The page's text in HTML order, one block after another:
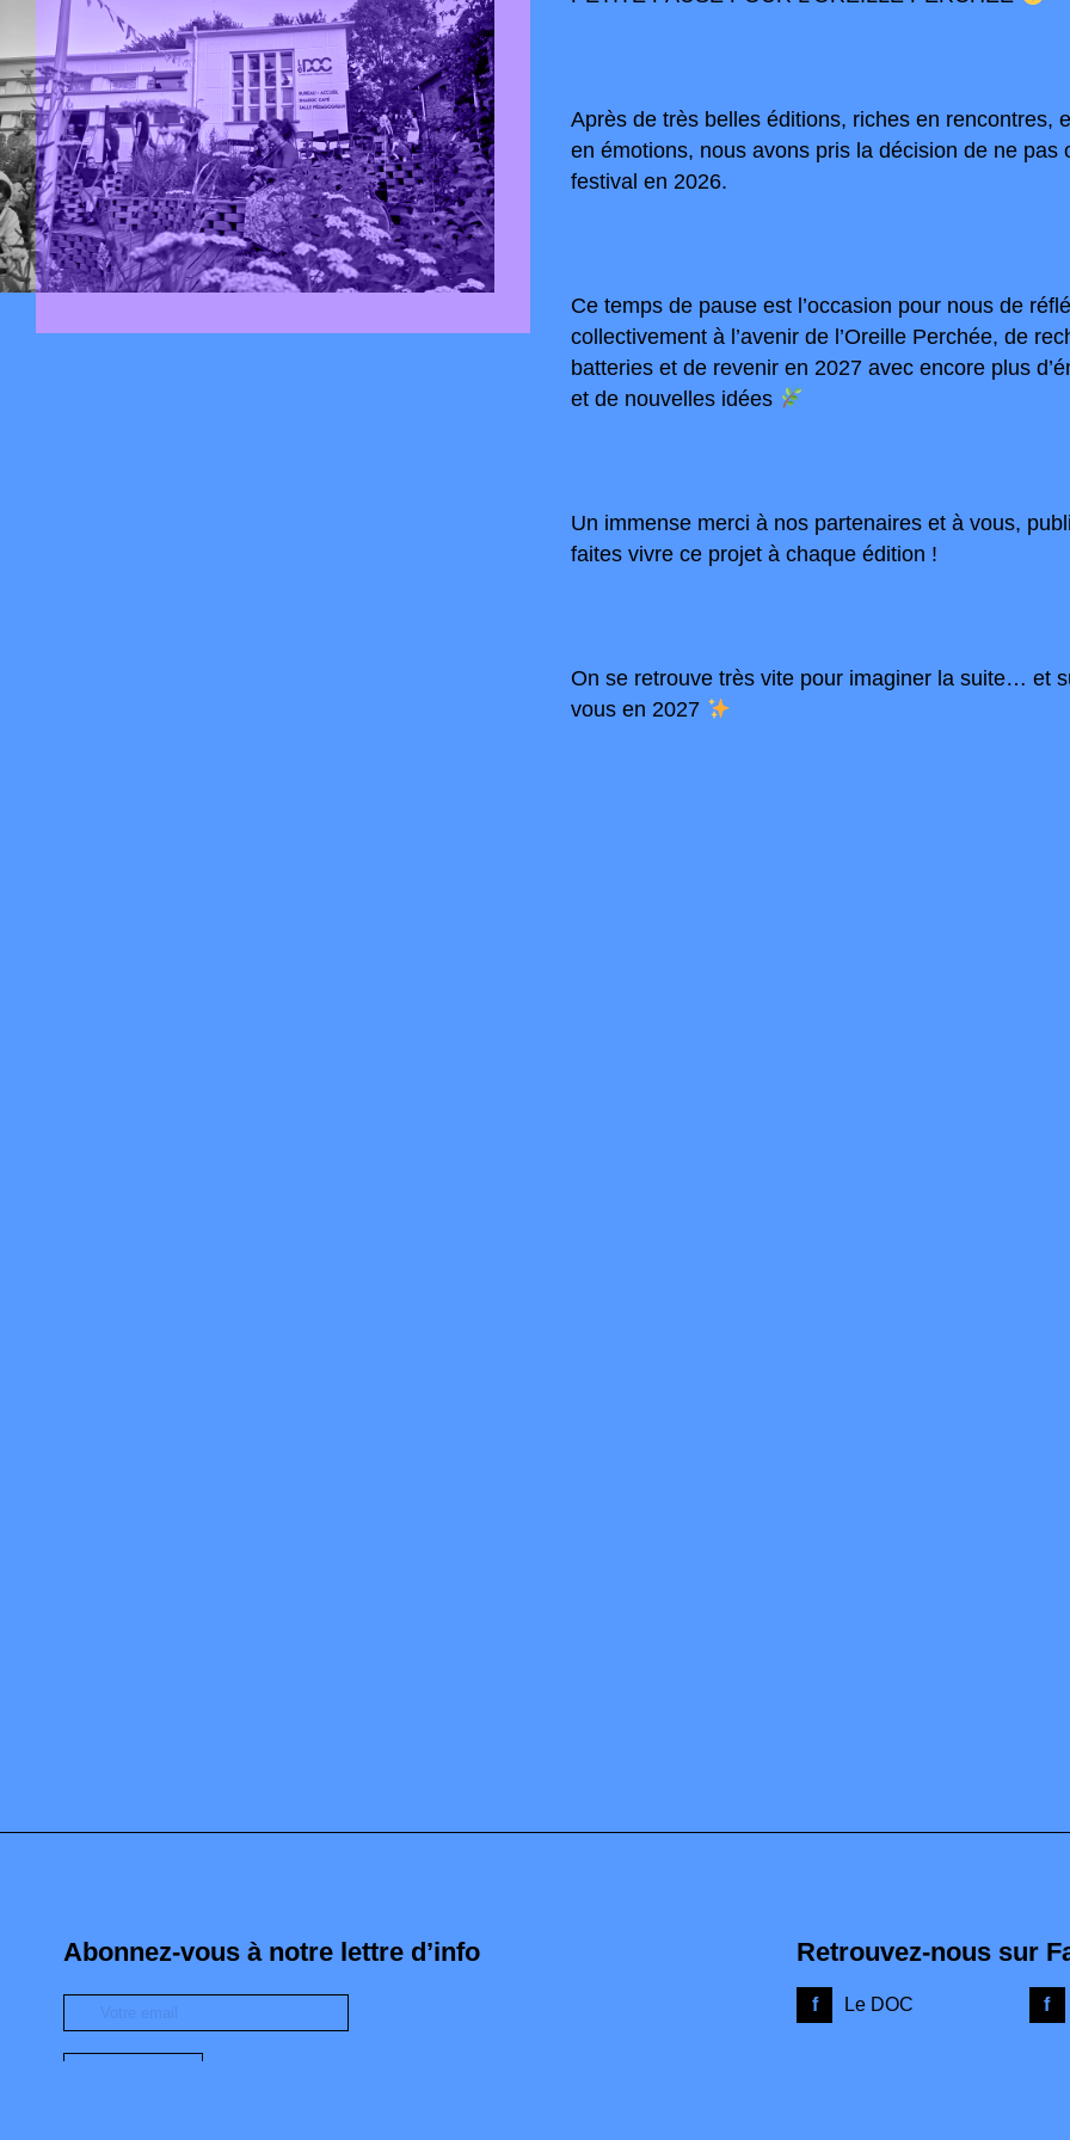
Après de très belles éditions, riches en rencontres,
en émotions, nous avons pris la décision de ne pas
festival en 2026.
Ce temps de pause est l’occasion pour nous de
collectivement à l’avenir de l’Oreille Perchée, de
batteries et de revenir en 2027 avec encore plus
et de nouvelles idées
Un immense merci à nos partenaires et à vous,
faites vivre ce projet à chaque édition !
On se retrouve très vite pour imaginer la suite… et
vous en 2027
Abonnez-vous à notre lettre d’info Retrouvez-nous sur
Le DOC